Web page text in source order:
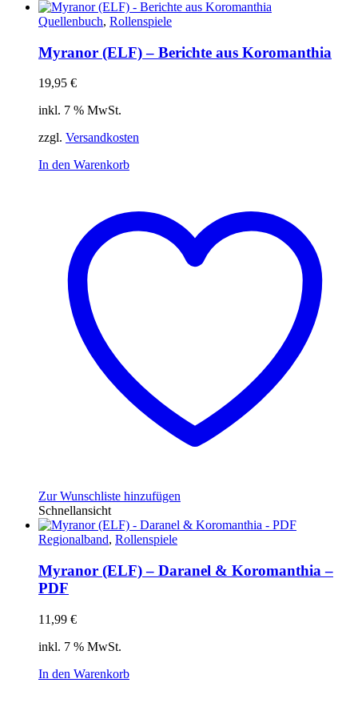
Quellenbuch, Rollenspiele
Myranor (ELF) – Berichte aus Koromanthia
19,95 €
inkl. 7 % MwSt.
zzgl. Versandkosten
In den Warenkorb
Zur Wunschliste hinzufügen
Schnellansicht
Regionalband, Rollenspiele
Myranor (ELF) – Daranel & Koromanthia –
PDF
11,99 €
inkl. 7 % MwSt.
In den Warenkorb